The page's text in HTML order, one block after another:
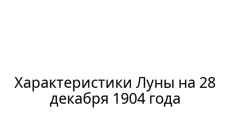
Характеристики Луны на 28
декабря 1904 года